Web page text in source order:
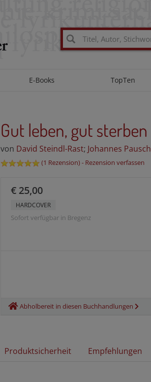
E-Books TopTen
Gut leben, gut sterben
von David Steindl-Rast; Johannes Pausch
(1 Rezension) - Rezension verfassen
€ 25,00
HARDCOVER
Sofort verfügbar in Bregenz
Abholbereit in diesen Buchhandlungen
Produktsicherheit Empfehlungen